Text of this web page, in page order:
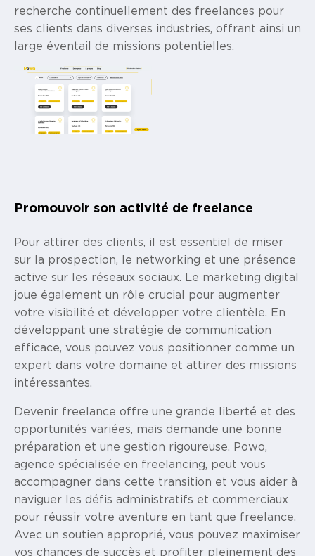
recherche continuellement des freelances pour
ses clients dans diverses industries, offrant ainsi un
large éventail de missions potentielles.
Promouvoir son activité de freelance
Pour attirer des clients, il est essentiel de miser
sur la prospection, le networking et une présence
active sur les réseaux sociaux. Le marketing digital
joue également un rôle crucial pour augmenter
votre visibilité et développer votre clientèle. En
développant une stratégie de communication
efficace, vous pouvez vous positionner comme un
expert dans votre domaine et attirer des missions
intéressantes.
Devenir freelance offre une grande liberté et des
opportunités variées, mais demande une bonne
préparation et une gestion rigoureuse. Powo,
agence spécialisée en freelancing, peut vous
accompagner dans cette transition et vous aider à
naviguer les défis administratifs et commerciaux
pour réussir votre aventure en tant que freelance.
Avec un soutien approprié, vous pouvez maximiser
vos chances de succès et profiter pleinement des